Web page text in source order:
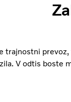
trajnostni
V odtis boste